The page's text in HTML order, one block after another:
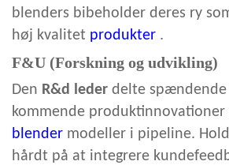
blenders bibeholder deres ry
høj kvalitet produkter .
F&U (Forskning og udvikling)
Den R&d leder delte spændende
kommende
blender modeller i pipeline.
hårdt på at integrere